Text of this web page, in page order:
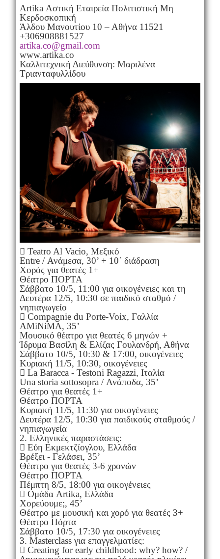
Artika Αστική Εταιρεία Πολιτιστική Μη
Κερδοσκοπική
Άλδου Μανουτίου 10 – Αθήνα 11521
+306908881527
artika.co@gmail.com
www.artika.co
Καλλιτεχνική Διεύθυνση: Μαριλένα
Τριανταφυλλίδου
 Teatro Al Vacio, Μεξικό
Entre / Ανάμεσα, 30’ + 10΄ διάδραση
Χορός για θεατές 1+
Θέατρο ΠΟΡΤΑ
Σάββατο 10/5, 11:00 για οικογένειες και τη
Δευτέρα 12/5, 10:30 σε παιδικό σταθμό /
νηπιαγωγείο
 Compagnie du Porte-Voix, Γαλλία
AMiNiMA, 35’
Μουσικό θέατρο για θεατές 6 μηνών +
Ίδρυμα Βασίλη & Ελίζας Γουλανδρή, Αθήνα
Σάββατο 10/5, 10:30 & 17:00, οικογένειες
Κυριακή 11/5, 10:30, οικογένειες
 La Baracca - Testoni Ragazzi, Ιταλία
Una storia sottosopra / Ανάποδα, 35’
Θέατρο για θεατές 1+
Θέατρο ΠΟΡΤΑ
Κυριακή 11/5, 11:30 για οικογένειες
Δευτέρα 12/5, 10:30 για παιδικούς σταθμούς /
νηπιαγωγεία
2. Ελληνικές παραστάσεις:
 Εύη Εκμεκτζίογλου, Ελλάδα
Βρέξει - Γελάσει, 35’
Θέατρο για θεατές 3-6 χρονών
Θέατρο ΠΟΡΤΑ
Πέμπτη 8/5, 18:00 για οικογένειες
 Ομάδα Artika, Ελλάδα
Χορεύουμε;, 45’
Θέατρο με μουσική και χορό για θεατές 3+
Θέατρο Πόρτα
Σάββατο 10/5, 17:30 για οικογένειες
3. Masterclass για επαγγελματίες:
 Creating for early childhood: why? how? /